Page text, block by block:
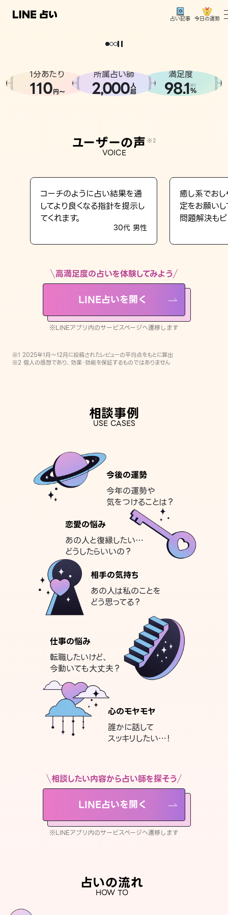
占い記事 今日の運勢
相談事例
LINE占いを開く
※LINEアプリ内のサービスページへ遷移します
どうせなら
。
1分あたり
110円〜
所属占い師
2,000人
超
満足度
98.1※1
%
ユーザーの声 ※2
VOICE
コーチのように占い結果を通
してより良くなる指針を提示し
てくれます。
30代 男性
癒し系でおし
定をお願い
問題解決もピ
高満足度の占いを体験してみよう
LINE占いを開く
※LINEアプリ内のサービスページへ遷移します
※1 2025年1月〜12月に投稿されたレビューの平均点をもとに算出
※2 個人の感想であり、効果・効能を保証するものではありません
相談事例
USE CASES
今後の運勢
今年の運勢や
気をつけることは？
恋愛の悩み
あの人と復縁したい…
どうしたらいいの？
相手の気持ち
あの人は私のことを
どう思ってる？
仕事の悩み
転職したいけど、
今動いても大丈夫？
心のモヤモヤ
誰かに話して
スッキリしたい…！
相談したい内容から占い師を探そう
LINE占いを開く
※LINEアプリ内のサービスページへ遷移します
占いの流れ
HOW TO